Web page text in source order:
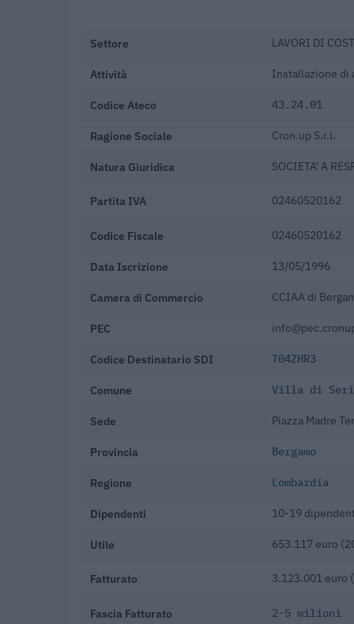
Settore LAVORI DI
Attività Installazione di
Codice Ateco 43.24.01
Ragione Sociale Cron.up S.r.l.
Natura Giuridica SOCIETA' A
Partita IVA 02460520162
Codice Fiscale 02460520162
Data Iscrizione 13/05/1996
Camera di Commercio CCIAA di
PEC
Codice Destinatario SDI T04ZHR3
Comune Villa di
Sede Piazza Madre
Provincia Bergamo
Regione Lombardia
Dipendenti 10-19
Utile 653.117 euro
Fatturato 3.123.001 euro
Fascia Fatturato 2-5 milioni